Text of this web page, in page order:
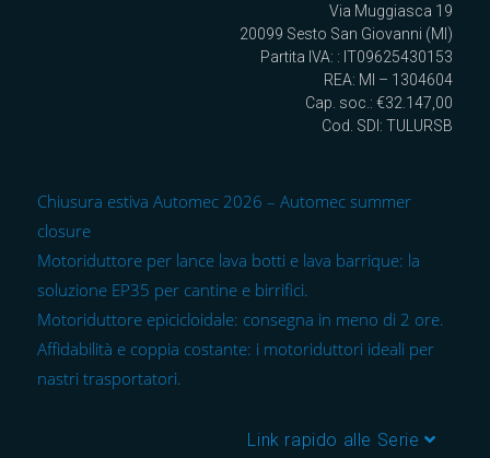
Via Muggiasca 19
20099 Sesto San Giovanni (MI)
Partita IVA: : IT09625430153
REA: MI – 1304604
Cap. soc.: €32.147,00
Cod. SDI: TULURSB
Chiusura estiva Automec 2026 – Automec summer
closure
Motoriduttore per lance lava botti e lava barrique: la
soluzione EP35 per cantine e birrifici.
Motoriduttore epicicloidale: consegna in meno di 2 ore.
Affidabilità e coppia costante: i motoriduttori ideali per
nastri trasportatori.
Link rapido alle Serie